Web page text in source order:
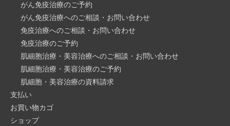
がん免疫治療のご予約
がん免疫治療へのご相談・お問い合わせ
免疫治療へのご相談・お問い合わせ
免疫治療のご予約
肌細胞治療・美容治療へのご相談・お問い合わせ
肌細胞治療・美容治療のご予約
肌細胞・美容治療の資料請求
支払い
お買い物カゴ
ショップ